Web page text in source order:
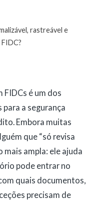
rastreável e
FIDCs é um dos
a segurança
Embora muitas
que “só revisa
mais ampla: ele ajuda
pode entrar no
quais documentos,
precisam de